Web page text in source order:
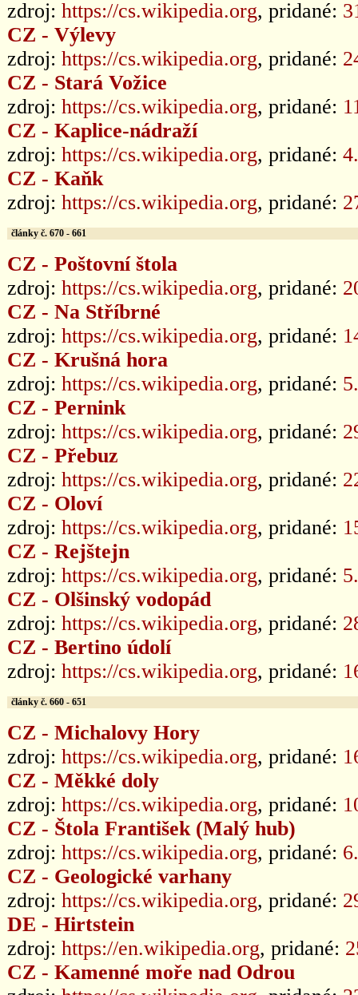
zdroj: https://cs.wikipedia.org, pridané:
CZ - Výlevy
zdroj: https://cs.wikipedia.org, pridané:
CZ - Stará Vožice
zdroj: https://cs.wikipedia.org, pridané:
CZ - Kaplice-nádraží
zdroj: https://cs.wikipedia.org, pridané:
CZ - Kaňk
zdroj: https://cs.wikipedia.org, pridané:
články č. 670 - 661
CZ - Poštovní štola
zdroj: https://cs.wikipedia.org, pridané:
CZ - Na Stříbrné
zdroj: https://cs.wikipedia.org, pridané:
CZ - Krušná hora
zdroj: https://cs.wikipedia.org, pridané:
CZ - Pernink
zdroj: https://cs.wikipedia.org, pridané:
CZ - Přebuz
zdroj: https://cs.wikipedia.org, pridané:
CZ - Oloví
zdroj: https://cs.wikipedia.org, pridané:
CZ - Rejštejn
zdroj: https://cs.wikipedia.org, pridané:
CZ - Olšinský vodopád
zdroj: https://cs.wikipedia.org, pridané:
CZ - Bertino údolí
zdroj: https://cs.wikipedia.org, pridané:
články č. 660 - 651
CZ - Michalovy Hory
zdroj: https://cs.wikipedia.org, pridané:
CZ - Měkké doly
zdroj: https://cs.wikipedia.org, pridané:
CZ - Štola František (Malý hub)
zdroj: https://cs.wikipedia.org, pridané:
CZ - Geologické varhany
zdroj: https://cs.wikipedia.org, pridané:
DE - Hirtstein
zdroj: https://en.wikipedia.org, pridané:
CZ - Kamenné moře nad Odrou